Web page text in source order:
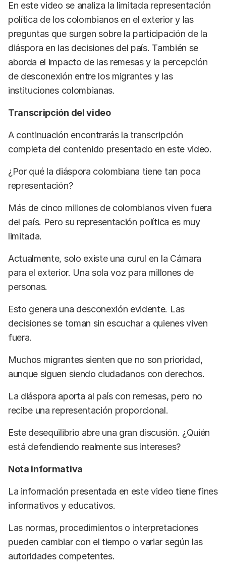
En este video se analiza la limitada representación
política de los colombianos en el exterior y las
preguntas que surgen sobre la participación de la
diáspora en las decisiones del país. También se
aborda el impacto de las remesas y la percepción
de desconexión entre los migrantes y las
instituciones colombianas.
Transcripción del video
A continuación encontrarás la transcripción
completa del contenido presentado en este video.
¿Por qué la diáspora colombiana tiene tan poca
representación?
Más de cinco millones de colombianos viven fuera
del país. Pero su representación política es muy
limitada.
Actualmente, solo existe una curul en la Cámara
para el exterior. Una sola voz para millones de
personas.
Esto genera una desconexión evidente. Las
decisiones se toman sin escuchar a quienes viven
fuera.
Muchos migrantes sienten que no son prioridad,
aunque siguen siendo ciudadanos con derechos.
La diáspora aporta al país con remesas, pero no
recibe una representación proporcional.
Este desequilibrio abre una gran discusión. ¿Quién
está defendiendo realmente sus intereses?
Nota informativa
La información presentada en este video tiene fines
informativos y educativos.
Las normas, procedimientos o interpretaciones
pueden cambiar con el tiempo o variar según las
autoridades competentes.